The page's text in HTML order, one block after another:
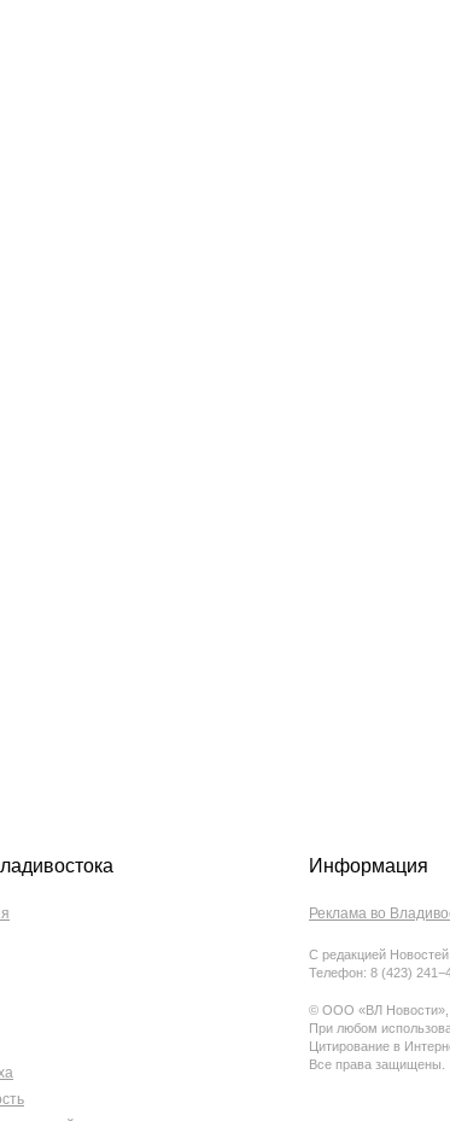
Семья с
Информация
Реклама во
С редакцией
Телефон: 8 (423)
© ООО «ВЛ Новости»,
При любом
Цитирование в
Все права защищены.